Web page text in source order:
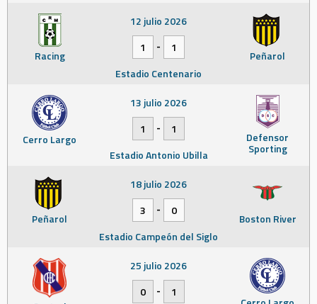
Racing Peñarol
12 julio 2026
1
-
1
Estadio Centenario
Cerro Largo Defensor
Sporting
13 julio 2026
1
-
1
Estadio Antonio Ubilla
Peñarol Boston River
18 julio 2026
3
-
0
Estadio Campeón del Siglo
25 julio 2026
0
-
1